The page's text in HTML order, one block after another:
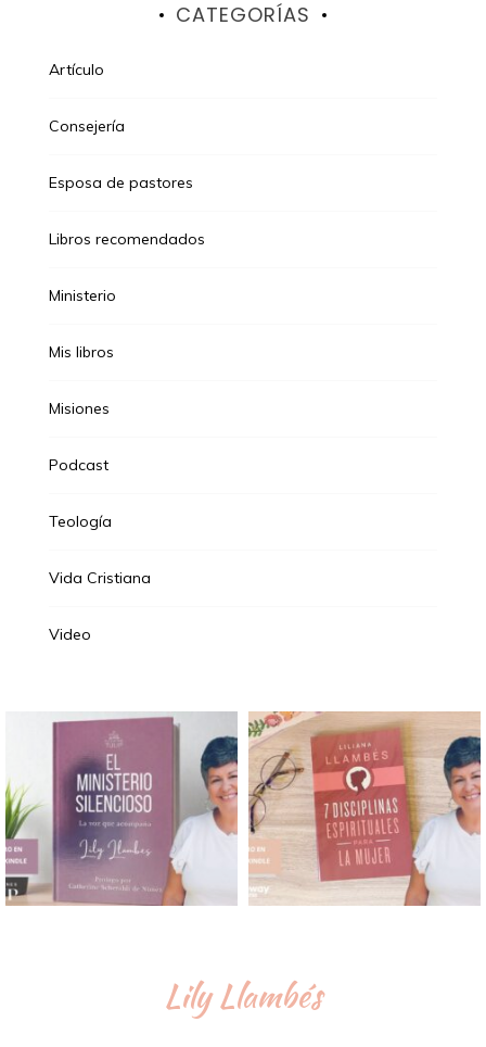
CATEGORÍAS
Artículo
Consejería
Esposa de pastores
Libros recomendados
Ministerio
Mis libros
Misiones
Podcast
Teología
Vida Cristiana
Video
Lily Llambés